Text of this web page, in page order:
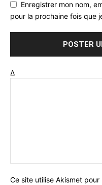
Enregistrer mon nom,
pour la prochaine fois que
Δ
Ce site utilise Akismet